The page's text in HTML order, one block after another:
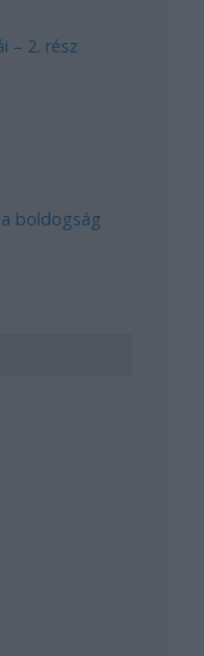
– 2. rész
boldogság